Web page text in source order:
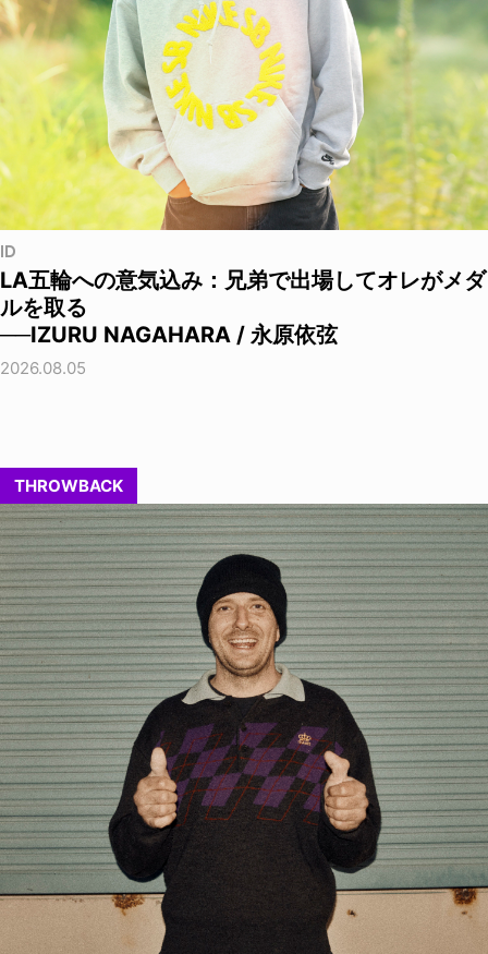
ID
LA五輪への意気込み：兄弟で出場してオレがメダ
ルを取る
──IZURU NAGAHARA / 永原依弦
2026.08.05
THROWBACK